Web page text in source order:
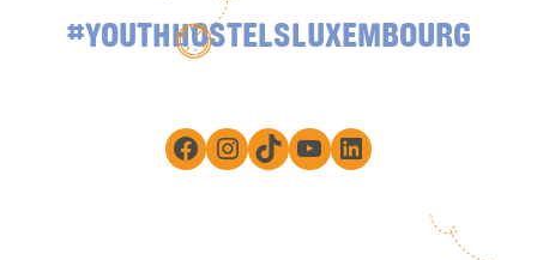
#YOUTHHOSTELSLUXEMBOURG
Facebook
Instagram
TikTokYouTube
LinkedIn